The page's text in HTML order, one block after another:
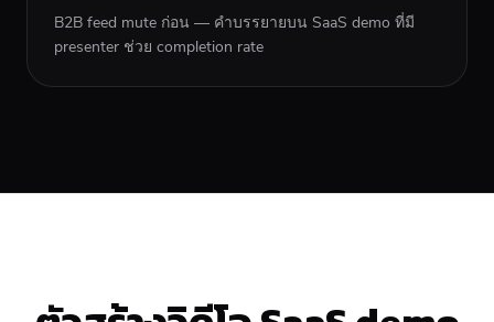
B2B feed mute ก่อน — คำบรรยายบน SaaS demo ที่มี
presenter ช่วย completion rate